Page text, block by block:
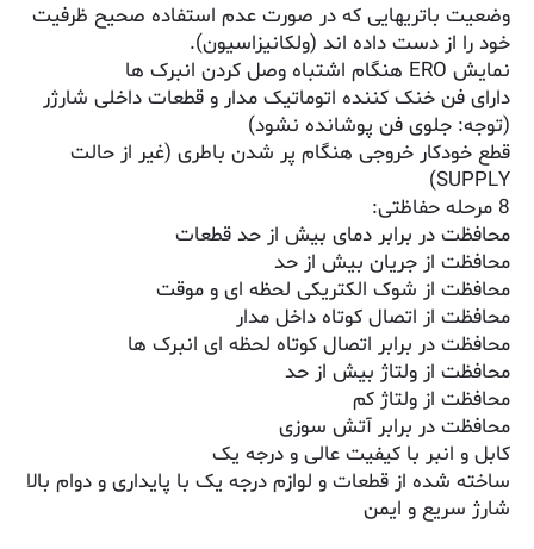
وضعیت باتریهایی که در صورت عدم استفاده صحیح ظرفیت
خود را از دست داده اند (ولکانیزاسیون).
نمایش ERO هنگام اشتباه وصل کردن انبرک ها
دارای فن خنک کننده اتوماتیک مدار و قطعات داخلی شارژر
(توجه: جلوی فن پوشانده نشود)
قطع خودکار خروجی هنگام پر شدن باطری (غیر از حالت
SUPPLY)
8 مرحله حفاظتی:
محافظت در برابر دمای بیش از حد قطعات
محافظت از جریان بیش از حد
محافظت از شوک الکتریکی لحظه ای و موقت
محافظت از اتصال کوتاه داخل مدار
محافظت در برابر اتصال کوتاه لحظه ای انبرک ها
محافظت از ولتاژ بیش از حد
محافظت از ولتاژ کم
محافظت در برابر آتش سوزی
کابل و انبر با کیفیت عالی و درجه یک
ساخته شده از قطعات و لوازم درجه یک با پایداری و دوام بالا
شارژ سریع و ایمن